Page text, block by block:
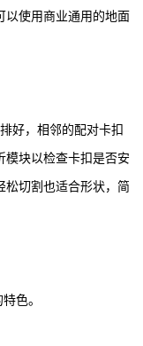
以使用商业通用的地面
好，相邻的配对卡扣
模块以检查卡扣是否安
松切割也适合形状，简
色。